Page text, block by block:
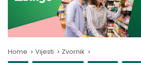
Home Vijesti Zvornik